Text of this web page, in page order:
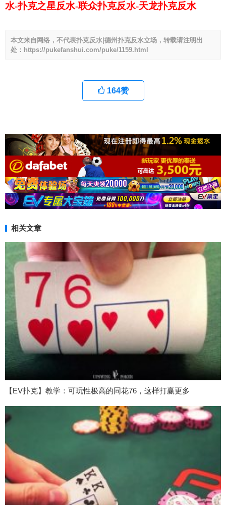
水-扑克之星反水-联众扑克反水-天龙扑克反水
本文来自网络，不代表扑克反水|德州扑克反水立场，转载请注明出
处：https://pukefanshui.com/puke/1159.html
164赞
相关文章
【EV扑克】教学：可玩性极高的同花76，这样打赢更多